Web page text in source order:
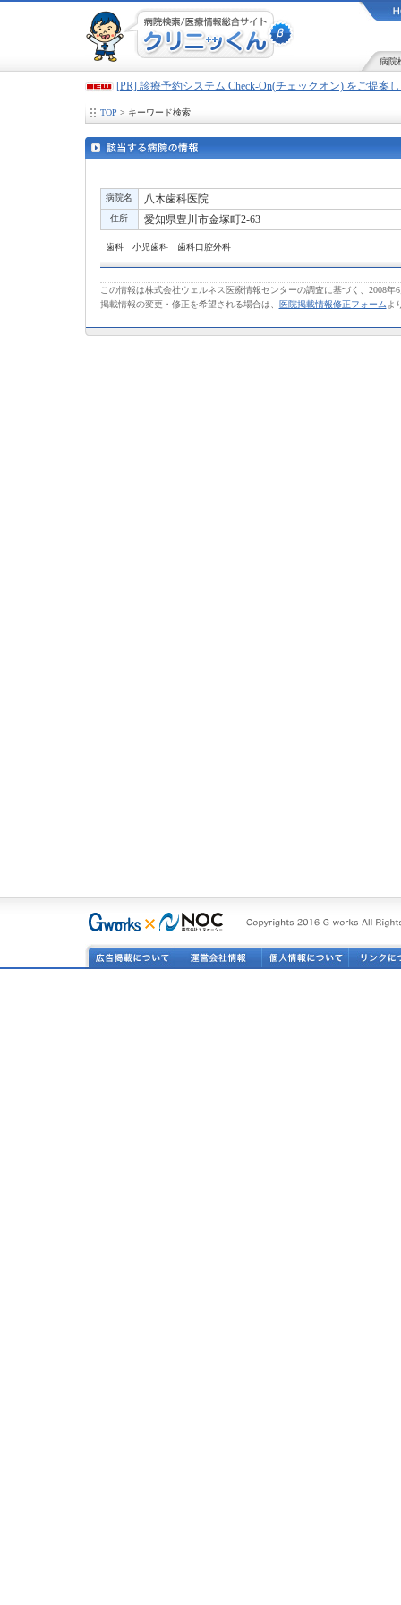
病院
[PR] 診療予約システム Check-On(チェックオン) をご提案
TOP > キーワード検索
病院名 八木歯科医院
住所 愛知県豊川市金塚町2-63
歯科 小児歯科 歯科口腔外科
この情報は株式会社ウェルネス医療情報センターの調査に基づく、2008年
掲載情報の変更・修正を希望される場合は、
医院掲載情報修正フォーム よ